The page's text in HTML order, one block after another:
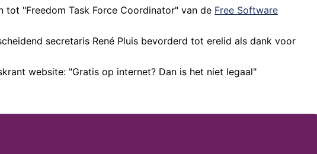
tot "Freedom Task Force Coordinator" van de Free Software
secretaris René Pluis bevorderd tot erelid als dank voor
website: "Gratis op internet? Dan is het niet legaal"